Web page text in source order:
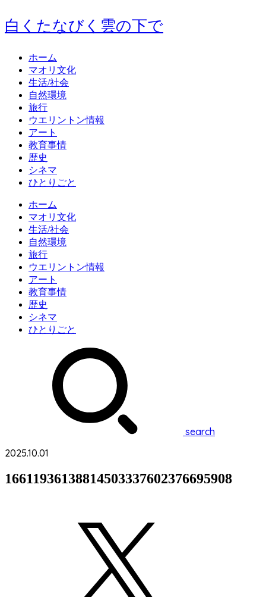
白くたなびく雲の下で
ホーム
マオリ文化
生活/社会
自然環境
旅行
ウエリントン情報
アート
教育事情
歴史
シネマ
ひとりごと
ホーム
マオリ文化
生活/社会
自然環境
旅行
ウエリントン情報
アート
教育事情
歴史
シネマ
ひとりごと
search
2025.10.01
16611936138814503337602376695908